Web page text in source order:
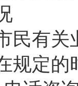
民有
规定